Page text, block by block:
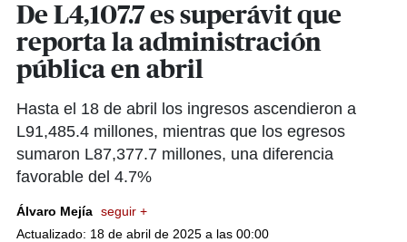
De L4,107.7 es superávit que
reporta la administración
pública en abril
Hasta el 18 de abril los ingresos ascendieron a
L91,485.4 millones, mientras que los egresos
sumaron L87,377.7 millones, una diferencia
favorable del 4.7%
Álvaro Mejía seguir +
Actualizado: 18 de abril de 2025 a las 00:00